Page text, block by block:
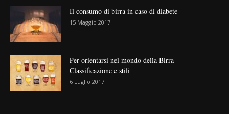
Il consumo di birra in caso di diabete
15 Maggio 2017
Per orientarsi nel mondo della Birra –
Classificazione e stili
6 Luglio 2017